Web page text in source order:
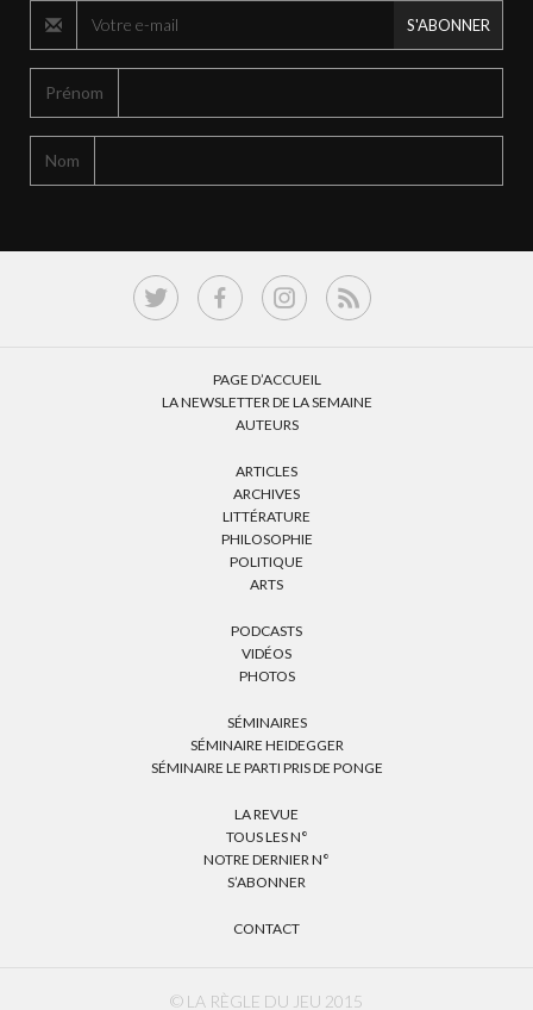
S'ABONNER
Prénom
Nom
PAGE D’ACCUEIL
LA NEWSLETTER DE LA SEMAINE
AUTEURS
ARTICLES
ARCHIVES
LITTÉRATURE
PHILOSOPHIE
POLITIQUE
ARTS
PODCASTS
VIDÉOS
PHOTOS
SÉMINAIRES
SÉMINAIRE HEIDEGGER
SÉMINAIRE LE PARTI PRIS DE PONGE
LA REVUE
TOUS LES N°
NOTRE DERNIER N°
S’ABONNER
CONTACT
© LA RÈGLE DU JEU 2015